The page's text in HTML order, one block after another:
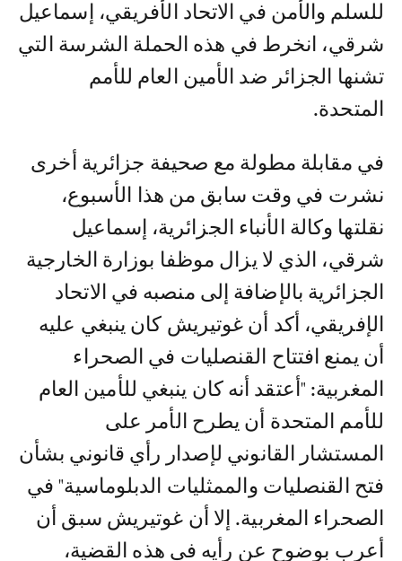
للسلم والأمن في الاتحاد الأفريقي، إسماعيل
شرقي، انخرط في هذه الحملة الشرسة التي
تشنها الجزائر ضد الأمين العام للأمم
المتحدة.
في مقابلة مطولة مع صحيفة جزائرية أخرى
نشرت في وقت سابق من هذا الأسبوع،
نقلتها وكالة الأنباء الجزائرية، إسماعيل
شرقي، الذي لا يزال موظفا بوزارة الخارجية
الجزائرية بالإضافة إلى منصبه في الاتحاد
الإفريقي، أكد أن غوتيريش كان ينبغي عليه
أن يمنع افتتاح القنصليات في الصحراء
المغربية: "أعتقد أنه كان ينبغي للأمين العام
للأمم المتحدة أن يطرح الأمر على
المستشار القانوني لإصدار رأي قانوني بشأن
فتح القنصليات والممثليات الدبلوماسية" في
الصحراء المغربية. إلا أن غوتيريش سبق أن
أعرب بوضوح عن رأيه في هذه القضية،